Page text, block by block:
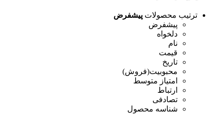
ترتیب محصولات پیشفرض
پیشفرض
دلخواه
نام
قیمت
تاریخ
محبوبیت(فروش)
امتیاز متوسط
ارتباط
تصادفی
شناسه محصول